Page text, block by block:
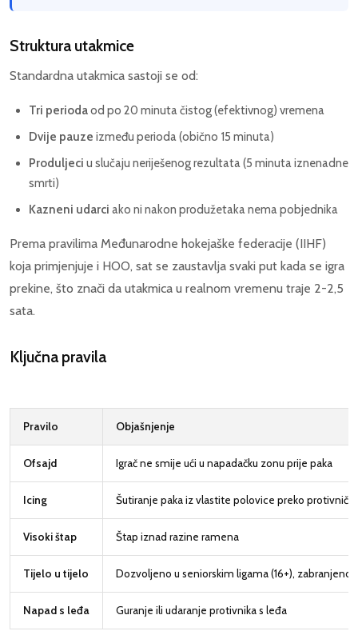
Struktura utakmice
Standardna utakmica sastoji se od:
Tri periodaod po 20 minuta čistog (efektivnog) vremena
Dvije pauze između perioda (obično 15 minuta)
Produljeci u slučaju neriješenog rezultata (5 minuta iznenadne
smrti)
Kazneni udarci ako ni nakon produžetaka nema pobjednika
Prema pravilima Međunarodne hokejaške federacije (IIHF)
koja primjenjuje i HOO, sat se zaustavlja svaki put kada se igra
prekine, što znači da utakmica u realnom vremenu traje 2-2,5
sata.
Ključna pravila
Pravilo Objašnjenje
Ofsajd Igrač ne smije ući u napadačku zonu prije paka
Icing Šutiranje paka iz vlastite polovice preko
Visoki štap Štap iznad razine ramena
Tijelo u tijelo Dozvoljeno u seniorskim ligama (16+),
Napad s leđa Guranje ili udaranje protivnika s leđa